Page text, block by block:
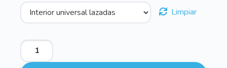
Limpiar
Interiores
de